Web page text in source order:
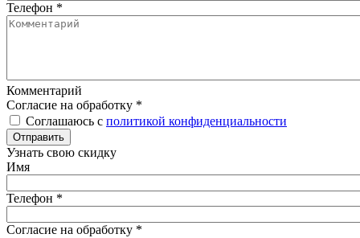
Телефон *
Комментарий
Согласие на обработку *
Соглашаюсь с политикой конфиденциальности
Отправить
Узнать свою скидку
Имя
Телефон *
Согласие на обработку *